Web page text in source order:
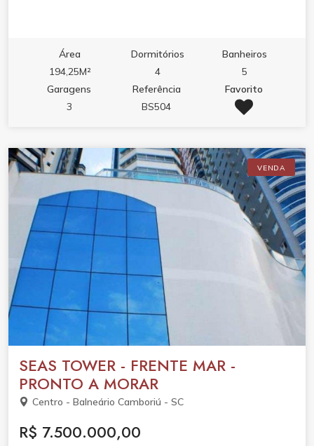
Área
194,25M²
Dormitórios
4
Banheiros
5
Garagens
3
Referência
BS504
Favorito
VENDA
SEAS TOWER - FRENTE MAR -
PRONTO A MORAR
Centro - Balneário Camboriú - SC
R$ 7.500.000,00